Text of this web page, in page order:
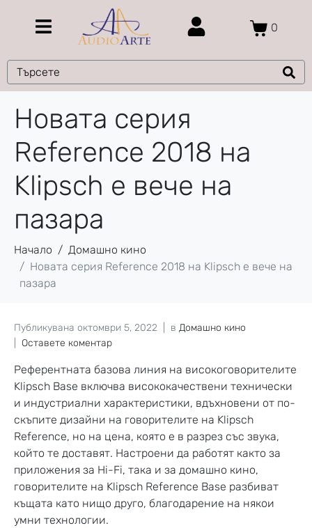
0
Новата серия
Reference 2018 на
Klipsch е вече на
пазара
Начало
Домашно кино
Новата серия Reference 2018 на Klipsch е вече на
пазара
Публикувана октомври 5, 2022 в Домашно кино
Оставете коментар
Референтната базова линия на високоговорителите
Klipsch Base включва висококачествени технически
и индустриални характеристики, вдъхновени от по-
скъпите дизайни на говорителите на Klipsch
Reference, но на цена, която е в разрез със звука,
който те доставят. Настроени да работят както за
приложения за Hi-Fi, така и за домашно кино,
говорителите на Klipsch Reference Base разбиват
къщата като нищо друго, благодарение на някои
умни технологии.